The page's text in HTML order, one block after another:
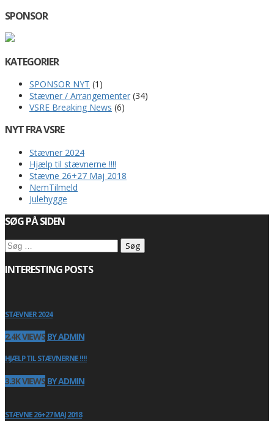
SPONSOR
KATEGORIER
SPONSOR NYT (1)
Stævner / Arrangementer (34)
VSRE Breaking News (6)
NYT FRA VSRE
Stævner 2024
Hjælp til stævnerne !!!!
Stævne 26+27 Maj 2018
NemTilmeld
Julehygge
SØG PÅ SIDEN
Søg
efter:
INTERESTING POSTS
STÆVNER 2024
2.4K VIEWS BY ADMIN
HJÆLP TIL STÆVNERNE !!!!
3.3K VIEWS BY ADMIN
STÆVNE 26+27 MAJ 2018